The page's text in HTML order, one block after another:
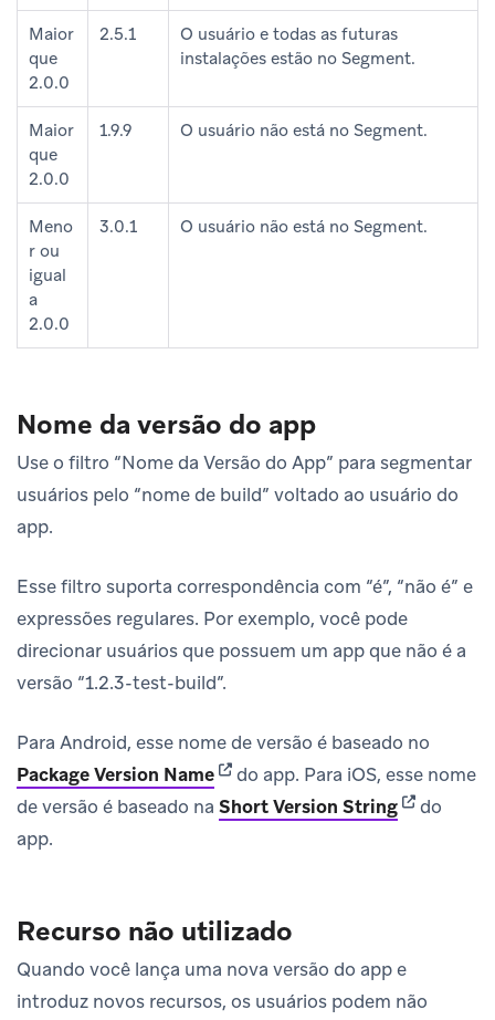
Maior
que
2.0.0
2.5.1
O usuário e todas as futuras
instalações estão no Segment.
Maior
que
2.0.0
1.9.9 O usuário não está no Segment.
Meno
r ou
igual
a
2.0.0
3.0.1 O usuário não está no Segment.
Nome da versão do app
Use o filtro “Nome da Versão do App” para segmentar
usuários pelo “nome de build” voltado ao usuário do
app.
Esse filtro suporta correspondência com “é”, “não é” e
expressões regulares. Por exemplo, você pode
direcionar usuários que possuem um app que não é a
versão “1.2.3-test-build”.
Para Android, esse nome de versão é baseado no
Package Version Name(opens in new tab)
do app. Para iOS, esse nome
de versão é baseado na Short Version String(opens in
do
app.
Recurso não utilizado
Quando você lança uma nova versão do app e
introduz novos recursos, os usuários podem não